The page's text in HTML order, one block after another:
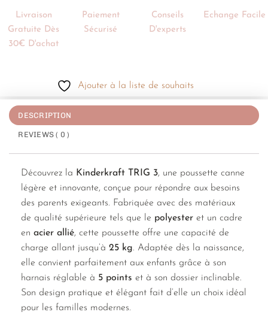
Livraison
Gratuite Dès
30€ D'achat
Paiement
Sécurisé
Conseils
D'experts
Echange Facile
Ajouter à la liste de souhaits
DESCRIPTION
REVIEWS ( 0 )
Découvrez la Kinderkraft TRIG 3, une poussette canne
légère et innovante, conçue pour répondre aux besoins
des parents exigeants. Fabriquée avec des matériaux
de qualité supérieure tels que le polyester et un cadre
en acier allié, cette poussette offre une capacité de
charge allant jusqu’à 25 kg. Adaptée dès la naissance,
elle convient parfaitement aux enfants grâce à son
harnais réglable à 5 points et à son dossier inclinable.
Son design pratique et élégant fait d’elle un choix idéal
pour les familles modernes.